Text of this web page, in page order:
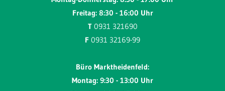
Freitag: 8:30 - 16:00 Uhr
T 0931 321690
F 0931 32169-99
Büro Marktheidenfeld:
Montag: 9:30 - 13:00 Uhr